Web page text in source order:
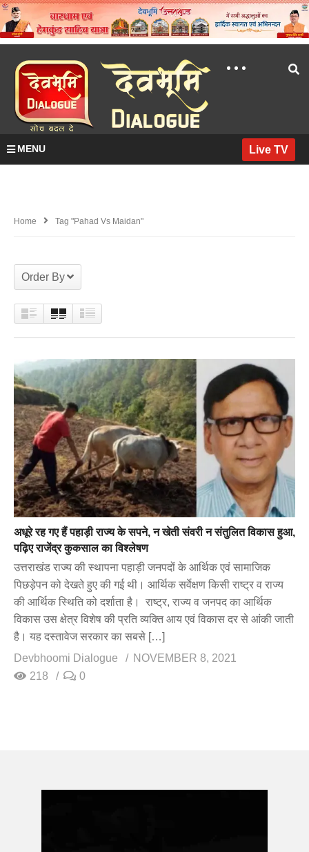
MENU Live TV
Home Tag "pahad Vs Maidan"
Order By
अधूरे रह गए हैं पहाड़ी राज्य के सपने, न खेती संवरी न संतुलित विकास हुआ,
पढ़िए राजेंद्र कुकसाल का विश्लेषण
उत्तराखंड राज्य की स्थापना पहाड़ी जनपदों के आर्थिक एवं सामाजिक
पिछड़ेपन को देखते हुए की गई थी। आर्थिक सर्वेक्षण किसी राष्ट्र व राज्य
की आर्थिक स्थिति को दर्शाता है। राष्ट्र, राज्य व जनपद का आर्थिक
विकास उस क्षेत्र विशेष की प्रति व्यक्ति आय एवं विकास दर से आंकी जाती
है। यह दस्तावेज सरकार का सबसे […]
Devbhoomi Dialogue
NOVEMBER 8, 2021
218
0